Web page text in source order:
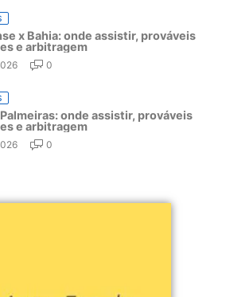
x Bahia: onde assistir, prováveis
e arbitragem
0
onde assistir, prováveis
e arbitragem
0